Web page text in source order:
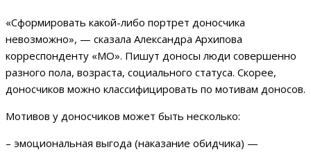
«Сформировать какой-либо портрет доносчика
невозможно», — сказала Александра Архипова
корреспонденту «МО». Пишут доносы люди совершенно
разного пола, возраста, социального статуса. Скорее,
доносчиков можно классифицировать по мотивам доносов.
Мотивов у доносчиков может быть несколько:
– эмоциональная выгода (наказание обидчика) —